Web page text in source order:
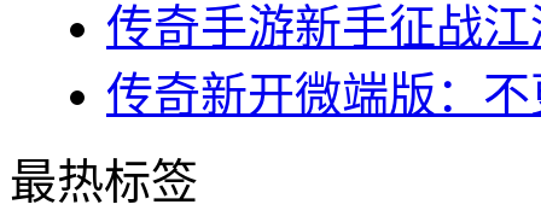
传奇手游新手征战
传奇新开微端版：
最热标签